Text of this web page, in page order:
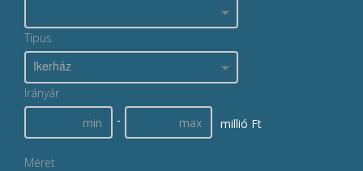
Típus
Ikerház
Irányár
-
millió Ft
Méret